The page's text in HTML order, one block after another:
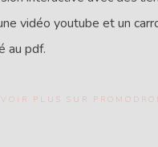
vidéo youtube et un
au pdf.
PLUS SUR